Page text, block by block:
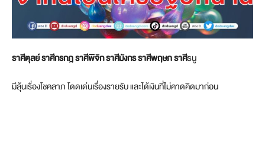
ราศีตุลย์ ราศีกรกฎ ราศีพิจิก ราศีมังกร ราศีพฤษภ ราศีธนู
มีลุ้นเรื่องโชคลาภ โดดเด่นเรื่องรายรับ และได้เงินที่ไม่คาดคิดมาก่อน